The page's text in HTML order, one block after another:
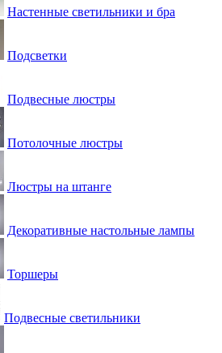
Настенные светильники и бра
Подсветки
Подвесные люстры
Потолочные люстры
Люстры на штанге
Декоративные настольные лампы
Торшеры
Подвесные светильники